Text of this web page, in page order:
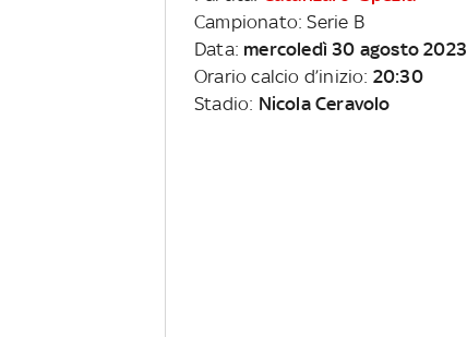
Campionato: Serie B
Data: mercoledì 30 agosto 2023
Orario calcio d’inizio: 20:30
Stadio: Nicola Ceravolo